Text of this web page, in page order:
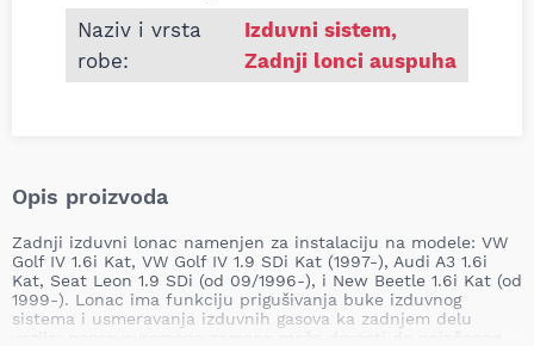
Naziv i vrsta
robe:
Izduvni sistem,
Zadnji lonci auspuha
Opis proizvoda
Zadnji izduvni lonac namenjen za instalaciju na modele: VW
Golf IV 1.6i Kat, VW Golf IV 1.9 SDi Kat (1997-), Audi A3 1.6i
Kat, Seat Leon 1.9 SDi (od 09/1996-), i New Beetle 1.6i Kat (od
1999-). Lonac ima funkciju prigušivanja buke izduvnog
sistema i usmeravanja izduvnih gasova ka zadnjem delu